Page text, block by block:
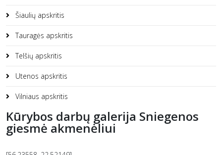
Šiaulių apskritis
Tauragės apskritis
Telšių apskritis
Utenos apskritis
Vilniaus apskritis
Kūrybos darbų galerija Sniegenos
giesmė akmenėliui